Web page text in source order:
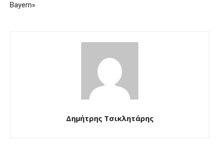
Bayern»
Δημήτρης Τσικλητάρης